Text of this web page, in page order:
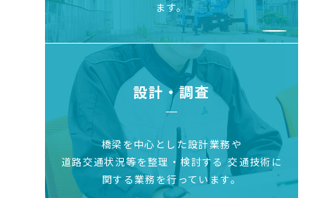
ます。
設計・調査
橋梁を中心とした設計業務や
道路交通状況等を整理・検討する交通技術に
関する業務を行っています。